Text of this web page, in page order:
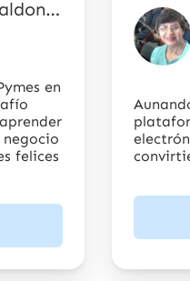
Stephanie Lucy Maldonado Ortiz
en
felices